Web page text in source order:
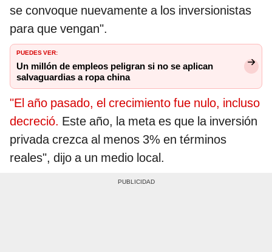
se convoque nuevamente a los inversionistas
para que vengan".
PUEDES VER:
Un millón de empleos peligran si no se aplican
salvaguardias a ropa china
"El año pasado, el crecimiento fue nulo, incluso
decreció. Este año, la meta es que la inversión
privada crezca al menos 3% en términos
reales", dijo a un medio local.